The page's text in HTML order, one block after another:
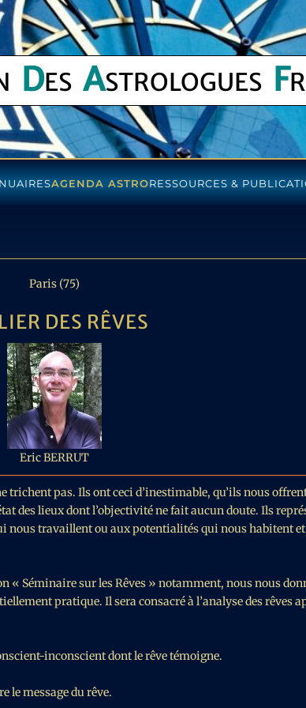
DES ASTROLOGUES F
AGENDA ASTRORESSOURCES &
Paris (75)
DES RÊVES
Eric BERRUT
trichent pas. Ils ont ceci d’inestimable, qu’ils nous
des lieux dont l’objectivité ne fait aucun doute. Ils
nous travaillent ou aux potentialités qui nous habitent
« Séminaire sur les Rêves » notamment, nous nous
pratique. Il sera consacré à l’analyse des rêves
inconscient dont le rêve témoigne.
le message du rêve.